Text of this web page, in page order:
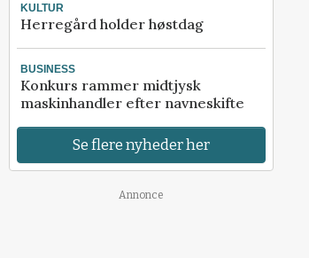
KULTUR
Herregård holder høstdag
BUSINESS
Konkurs rammer midtjysk
maskinhandler efter navneskifte
Se flere nyheder her
Annonce